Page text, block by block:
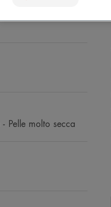
- Pelle molto secca